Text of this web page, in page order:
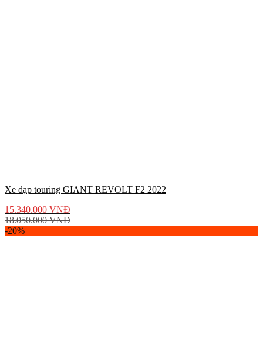
Xe đạp touring GIANT REVOLT F2 2022
15.340.000 VNĐ
18.050.000VNĐ
-20%